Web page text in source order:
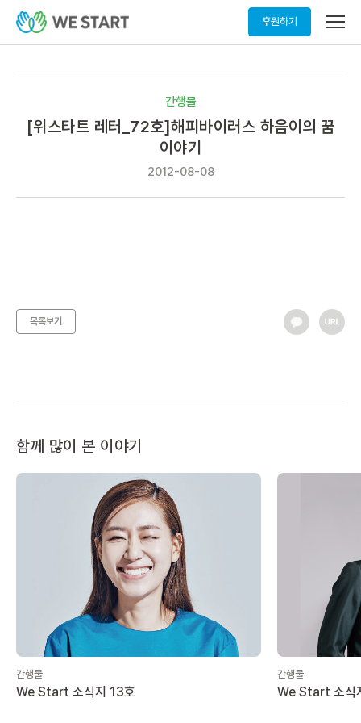
후원하기
메
열
간행물
[위스타트 레터_72호]해피바이러스 하음이의 꿈
이야기
2012-08-08
목록보기
함께 많이 본 이야기
간행물
We Start 소식지 13호
간행물
We Start 소식